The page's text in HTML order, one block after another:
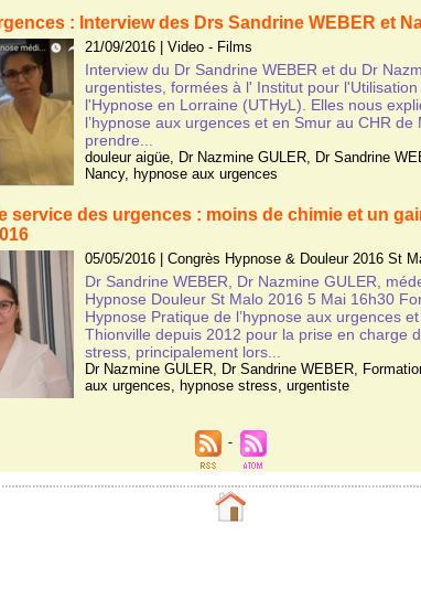
: Interview des Drs Sandrine WEBER et
21/09/2016 Video - Films
Interview du Dr Sandrine WEBER et du Dr
urgentistes, formées à l' Institut pour
l'Hypnose en Lorraine (UTHyL). Elles nous
l’hypnose aux urgences et en Smur au CHR
prendre...
douleur aigüe, Dr Nazmine GULER, Dr Sandrine
Nancy, hypnose aux urgences
service des urgences : moins de chimie et un
05/05/2016 Congrès Hypnose & Douleur 2016 St
Dr Sandrine WEBER, Dr Nazmine GULER,
Hypnose Douleur St Malo 2016 5 Mai 16h30
Hypnose Pratique de l’hypnose aux urgences
Thionville depuis 2012 pour la prise en charge
stress, principalement lors...
Dr Nazmine GULER, Dr Sandrine WEBER,
aux urgences, hypnose stress, urgentiste